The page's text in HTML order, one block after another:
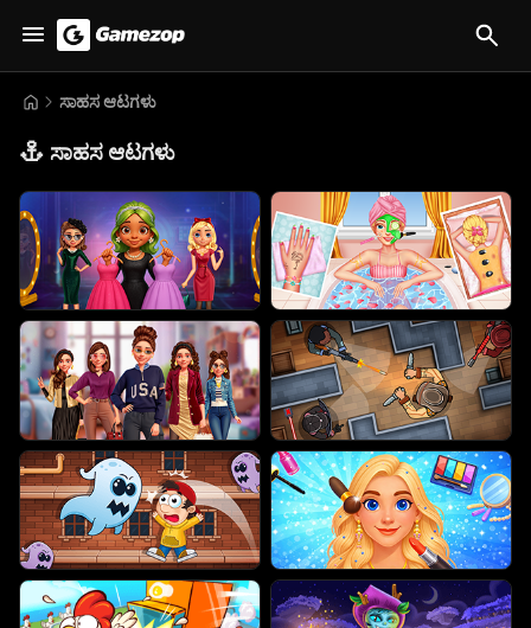
ಸಾಹಸ ಆಟಗಳು
⚓ ಸಾಹಸ ಆಟಗಳು